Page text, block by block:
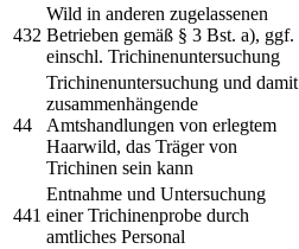
432
Wild in anderen zugelassenen
Betrieben gemäß § 3 Bst. a), ggf.
einschl. Trichinenuntersuchung
44
Trichinenuntersuchung und damit
zusammenhängende
Amtshandlungen von erlegtem
Haarwild, das Träger von
Trichinen sein kann
441
Entnahme und Untersuchung
einer Trichinenprobe durch
amtliches Personal